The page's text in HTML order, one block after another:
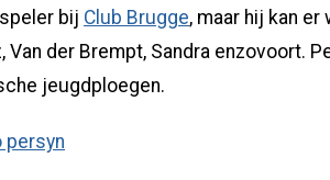
bij Club Brugge, maar hij kan
Van der Brempt, Sandra enzovoort.
jeugdploegen.